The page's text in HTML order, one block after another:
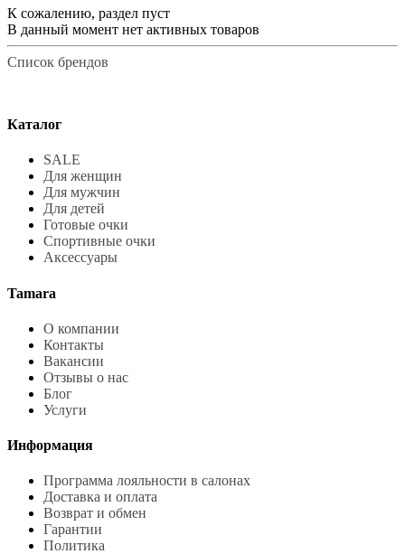
К сожалению, раздел пуст
В данный момент нет активных товаров
Список брендов
Каталог
SALE
Для женщин
Для мужчин
Для детей
Готовые очки
Спортивные очки
Аксессуары
Tamara
О компании
Контакты
Вакансии
Отзывы о нас
Блог
Услуги
Информация
Программа лояльности в салонах
Доставка и оплата
Возврат и обмен
Гарантии
Политика